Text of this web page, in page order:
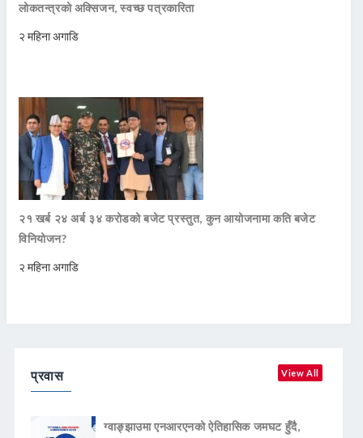
लोकतन्त्रको अक्सिजन, स्वच्छ पत्रकारिता
२ महिना अगाडि
२१ खर्ब २४ अर्ब ३४ करोडको बजेट प्रस्तुत, कुन आयोजनामा कति बजेट
विनियोजन?
२ महिना अगाडि
प्रवास View All
ग्वाङ्झाउमा एनआरएनको ऐतिहासिक जमघट हुँदै,